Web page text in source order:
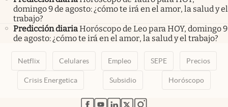
domingo 9 de agosto: ¿cómo te irá en el amor, la salud y el
trabajo?
Predicción diariaHoróscopo de Leo para HOY, domingo 9
de agosto: ¿cómo te irá en el amor, la salud y el trabajo?
Netflix Celulares Empleo SEPE Precios
Crisis Energetica Subsidio Horóscopo
abre en nueva pestaña
abre en nueva pestaña
abre en nueva pestaña
abre en nueva pestaña
abre en nueva pestaña